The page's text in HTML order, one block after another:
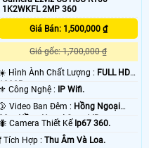
1K2WKFL 2MP 360
Giá Bán: 1,500,000 ₫
Giá gốc: 1,700,000 ₫
☀️ Hình Ành Chất Lượng : FULL HD
1080P .
⚜️ Công Nghệ :
IP Wifi.
🌛 Video Ban Đêm : Hồng Ngoại
30m Hồng Ngoại Smart IR.
🐜 Camera Thiết Kế Ip67 360.
️ƒ Tích Hợp :Thu Âm Và Loa.